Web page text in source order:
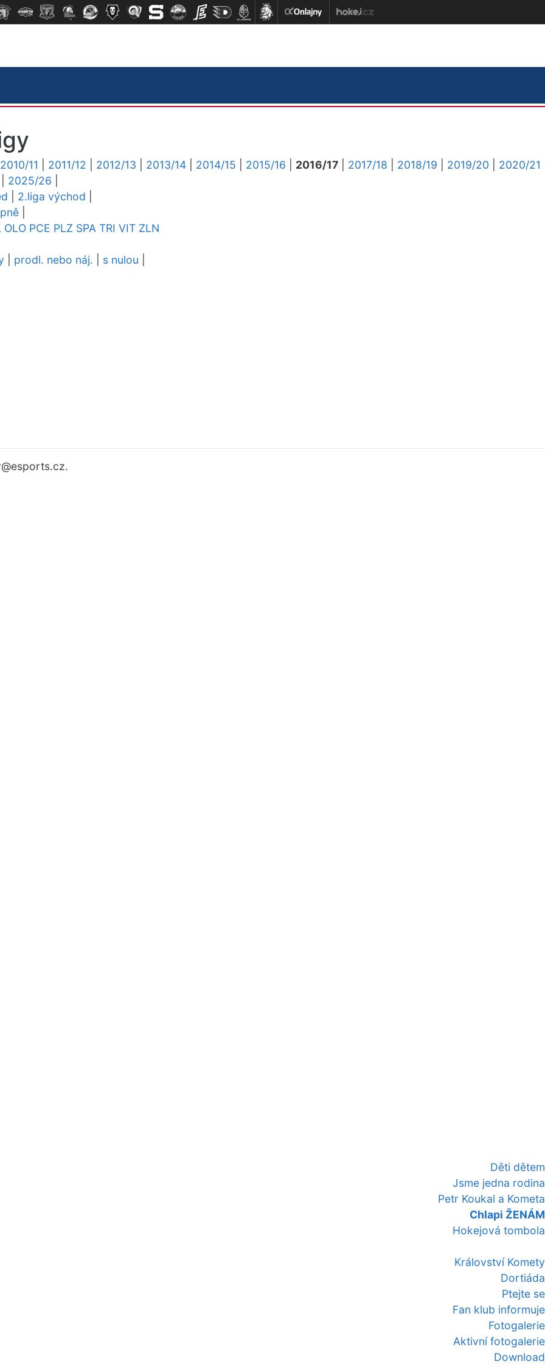
Děti dětem
Jsme jedna rodina
Petr Koukal a Kometa
Chlapi ŽENÁM
Hokejová tombola
Království Komety
Dortiáda
Ptejte se
Fan klub informuje
Fotogalerie
Aktivní fotogalerie
Download
2010/11 2011/12 2012/13 2013/14 2014/15 2015/16 2016/17 2017/18 2018/19 2019/20
2020/21
2025/26
2.liga východ
OLO PCE PLZ SPA TRI VIT ZLN
prodl. nebo náj. s nulou
@esports.cz.